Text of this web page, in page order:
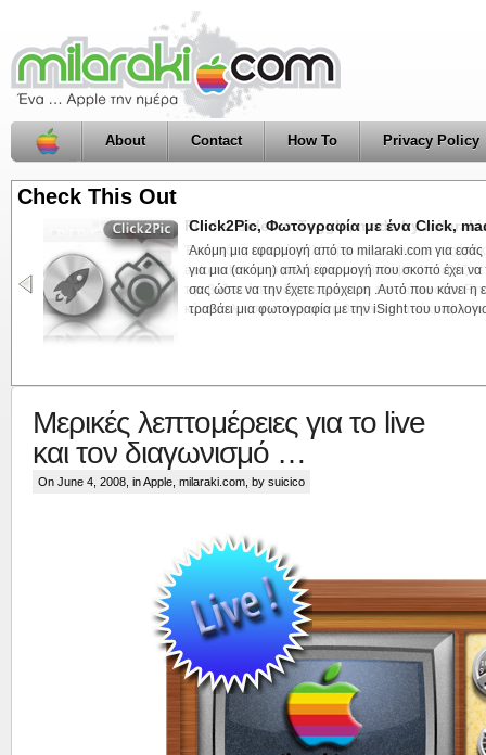
About Contact How To Privacy Policy
Check This Out
Finder Sidebar Toggle, made by
Ένα ακόμη αρκετά απλό app φτιαγμένο με τα
automator) που μπορεί να σας βολέψει
την βάζετε όπως δείχνει η εικόνα πιο πάνω στον
κάνετε κλικ στην εφαρμογή θα γίνεται απόκρυψη ή
Μερικές λεπτομέρειες για το live
και τον διαγωνισμό …
On June 4, 2008, inApple milaraki.com , by suicico